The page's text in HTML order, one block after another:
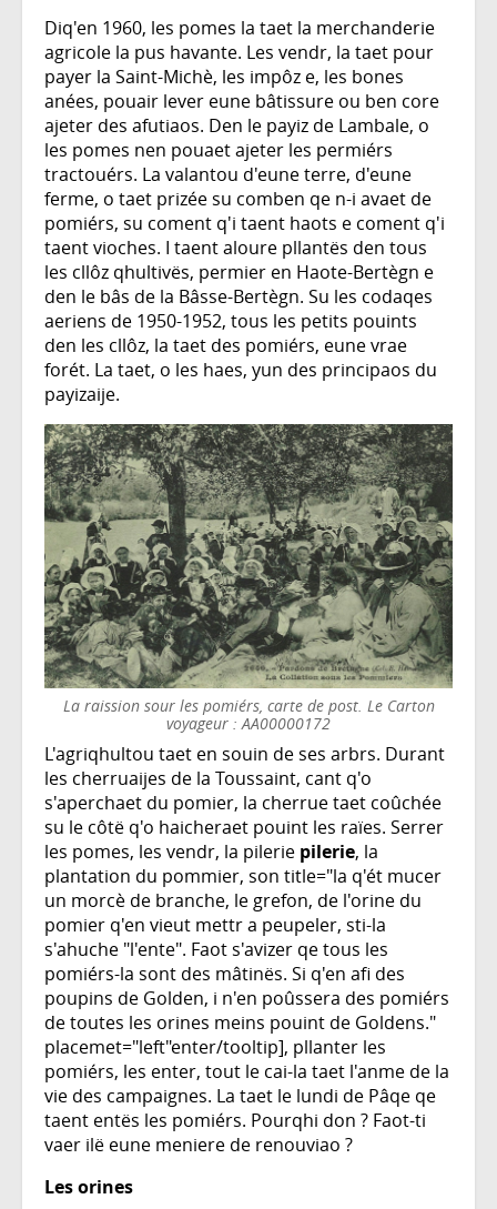
Diq'en 1960, les pomes la taet la merchanderie
agricole la pus havante. Les vendr, la taet pour
payer la Saint-Michè, les impôz e, les bones
anées, pouair lever eune bâtissure ou ben core
ajeter des afutiaos. Den le payiz de Lambale, o
les pomes nen pouaet ajeter les permiérs
tractouérs. La valantou d'eune terre, d'eune
ferme, o taet prizée su comben qe n-i avaet de
pomiérs, su coment q'i taent haots e coment q'i
taent vioches. I taent aloure pllantës den tous
les cllôz qhultivës, permier en Haote-Bertègn e
den le bâs de la Bâsse-Bertègn. Su les codaqes
aeriens de 1950-1952, tous les petits pouints
den les cllôz, la taet des pomiérs, eune vrae
forét. La taet, o les haes, yun des principaos du
payizaije.
La raission sour les pomiérs, carte de post. Le Carton
voyageur : AA00000172
L'agriqhultou taet en souin de ses arbrs. Durant
les cherruaijes de la Toussaint, cant q'o
s'aperchaet du pomier, la cherrue taet coûchée
su le côtë q'o haicheraet pouint les raïes. Serrer
les pomes, les vendr, la pilerie pilerie, la
plantation du pommier, son title="la q'ét mucer
un morcè de branche, le grefon, de l'orine du
pomier q'en vieut mettr a peupeler, sti-la
s'ahuche "l'ente". Faot s'avizer qe tous les
pomiérs-la sont des mâtinës. Si q'en afi des
poupins de Golden, i n'en poûssera des pomiérs
de toutes les orines meins pouint de Goldens."
placemet="left"enter/tooltip], pllanter les
pomiérs, les enter, tout le cai-la taet l'anme de la
vie des campaignes. La taet le lundi de Pâqe qe
taent entës les pomiérs. Pourqhi don ? Faot-ti
vaer ilë eune meniere de renouviao ?
Les orines